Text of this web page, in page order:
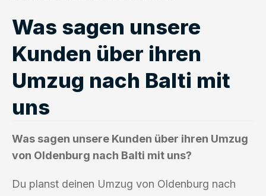
Was sagen unsere
Kunden über ihren
Umzug nach Balti mit
uns
Was sagen unsere Kunden über ihren Umzug
von Oldenburg nach Balti mit uns?
Du planst deinen Umzug von Oldenburg nach